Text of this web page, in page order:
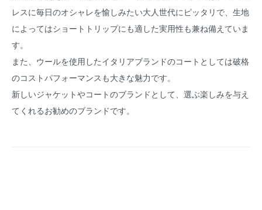
レスに毎日のオシャレを愉しみたい大人世代にピッタリで、生地
によってはショートトリップにも適した実用性も兼ね備えていま
す。
また、ウールを使用したイタリアブランドのコートとしては破格
のコストパフォーマンスも大きな魅力です。
新しいジャケットやコートのブランドとして、選ぶ楽しみを与え
てくれるお勧めのブランドです。